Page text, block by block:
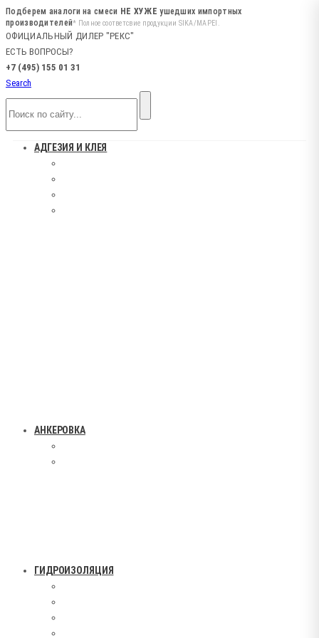
Подберем аналоги на смеси НЕ ХУЖЕ ушедших импортных
производителей* Полное соответсвие продукции SIKA/MAPEI.
ОФИЦИАЛЬНЫЙ ДИЛЕР "РЕКС"
ЕСТЬ ВОПРОСЫ?
+7 (495) 155 01 31
Search
АДГЕЗИЯ И КЛЕЯ
АНКЕРОВКА
ГИДРОИЗОЛЯЦИЯ